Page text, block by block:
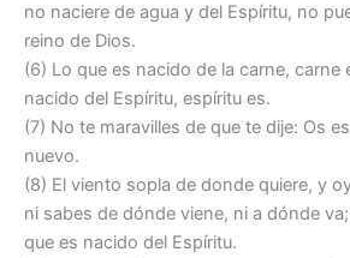
no naciere de agua y del Espíritu, no
reino de Dios.
(6) Lo que es nacido de la carne, carne
nacido del Espíritu, espíritu es.
(7) No te maravilles de que te dije: Os
nuevo.
(8) El viento sopla de donde quiere, y
ni sabes de dónde viene, ni a dónde
que es nacido del Espíritu.